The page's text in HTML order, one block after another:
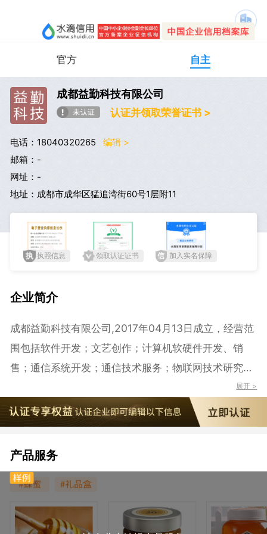
官方 自主
成都益勤科技有限公司
认证并领取荣誉证书 >
电话：18040320265
编辑 >
邮箱：-
网址：-
地址：成都市成华区猛追湾街60号1层附11
执照信息 领取认证证书 加入实名保障
企业简介
成都益勤科技有限公司,2017年04月13日成立，经营范
围包括软件开发；文艺创作；计算机软硬件开发、销
售；通信系统开发；通信技术服务；物联网技术研究；
专业化设计服务；新材料技术开发；网上贸易代理。
（依法须经批准的项目，经相关部门批准后方可开展经
营活动）。
展开 >
产品服务